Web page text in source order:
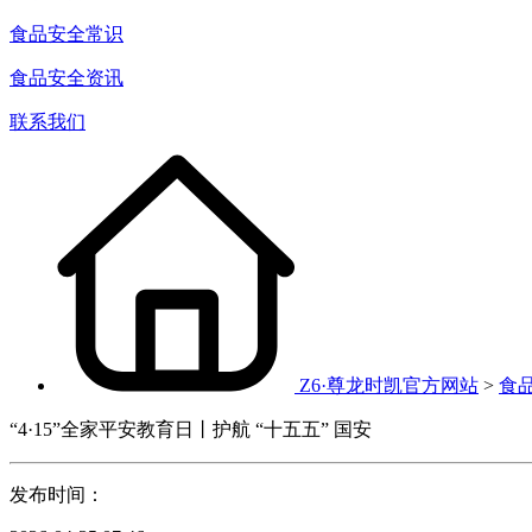
食品安全常识
食品安全资讯
联系我们
Z6·尊龙时凯官方网站 > 食
“4·15”全家平安教育日丨护航 “十五五” 国安
发布时间：